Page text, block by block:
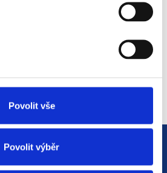
Povolit vše
Povolit výběr